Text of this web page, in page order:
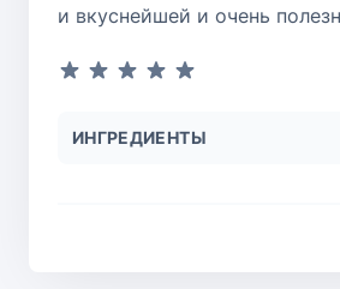
и вкуснейшей и очень
ИНГРЕДИЕНТЫ